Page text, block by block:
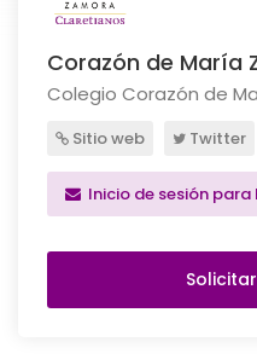
Corazón de María
Colegio Corazón de
Sitio web Twitter
Inicio de sesión para